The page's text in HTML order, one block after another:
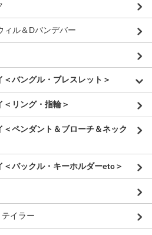
ィル＆Dバンデバー
バングル・ブレスレット＞
リング・指輪＞
ペンダント＆ブローチ＆ネック
バックル・キーホルダーetc＞
イラー